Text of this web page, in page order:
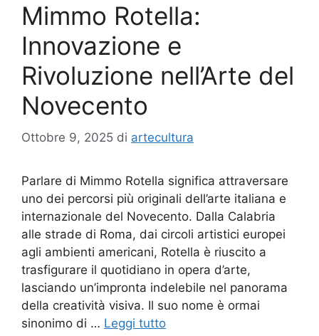
Mimmo Rotella:
Innovazione e
Rivoluzione nell’Arte del
Novecento
Ottobre 9, 2025 di artecultura
Parlare di Mimmo Rotella significa attraversare
uno dei percorsi più originali dell’arte italiana e
internazionale del Novecento. Dalla Calabria
alle strade di Roma, dai circoli artistici europei
agli ambienti americani, Rotella è riuscito a
trasfigurare il quotidiano in opera d’arte,
lasciando un’impronta indelebile nel panorama
della creatività visiva. Il suo nome è ormai
sinonimo di … Leggi tutto